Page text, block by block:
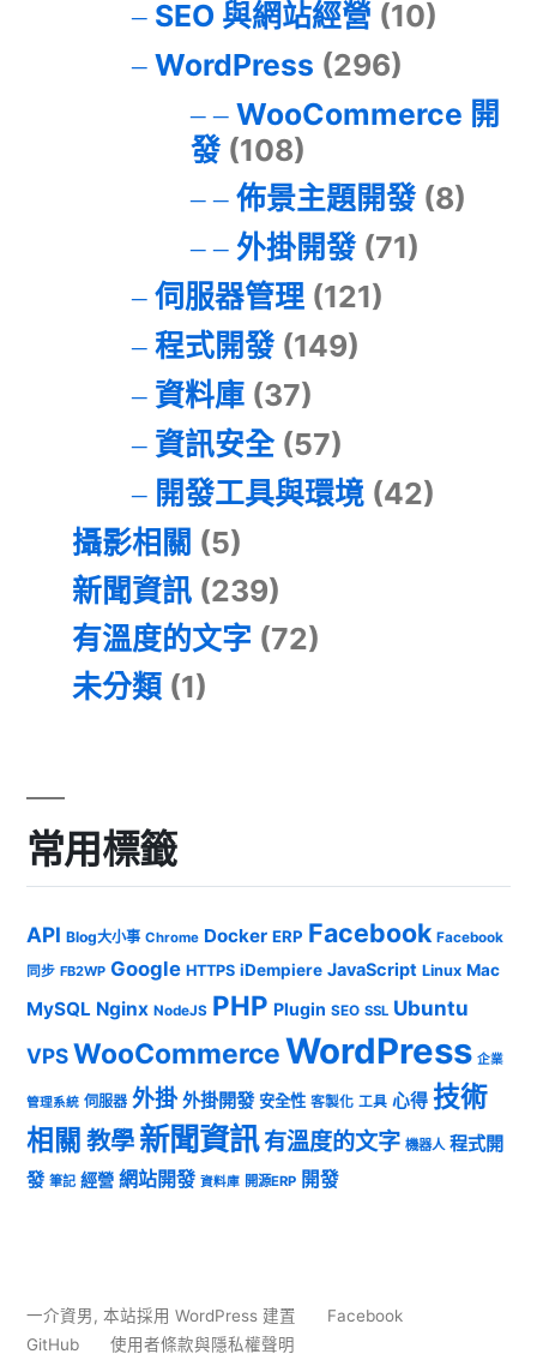
SEO 與網站經營 (10)
WordPress (296)
WooCommerce 開
發(108)
佈景主題開發(8)
外掛開發(71)
伺服器管理(121)
程式開發(149)
資料庫(37)
資訊安全(57)
開發工具與環境(42)
攝影相關 (5)
新聞資訊 (239)
有溫度的文字 (72)
未分類 (1)
常用標籤
API Blog大小事 Chrome Docker ERP Facebook Facebook
同步 FB2WP Google HTTPS iDempiere JavaScript Linux Mac
MySQL Nginx NodeJS PHP Plugin SEO SSL Ubuntu
VPSWooCommerceWordPress 企業
管理系統 伺服器 外掛 外掛開發 安全性 客製化 工具 心得 技術
相關 教學 新聞資訊有溫度的文字 機器人 程式開
發 筆記 經營 網站開發 資料庫 開源ERP 開發
一介資男, 本站採用 WordPress 建置
Facebook
GitHub
使用者條款與隱私權聲明